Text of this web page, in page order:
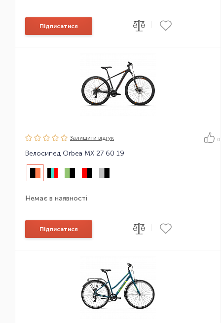
Підписатися
Залишити вiдгук 0
Велосипед Orbea MX 27 60 19
Немає в наявності
Підписатися